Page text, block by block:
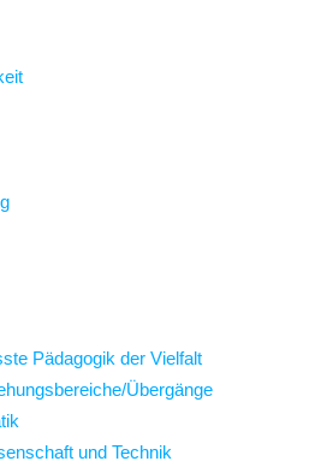
Pädagogik der Vielfalt
Übergänge
und Technik